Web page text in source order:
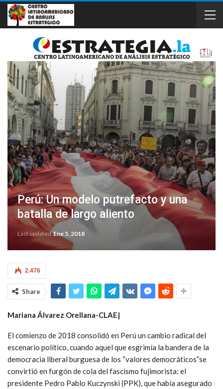
Perú: Un modelo putrefacto y una
batalla de largo aliento
Last updatedEne 5, 2018
2.476
Share
Mariana Álvarez Orellana-CLAE|
El comienzo de 2018 consolidó en Perú un cambio radical del
escenario político, cuando aquel que esgrimía la bandera de la
democracia liberal burguesa de los “valores democráticos”se
convirtió en furgón de cola del fascismo fujimorista: el
presidente Pedro Pablo Kuczynski (PPK), que había asegurado